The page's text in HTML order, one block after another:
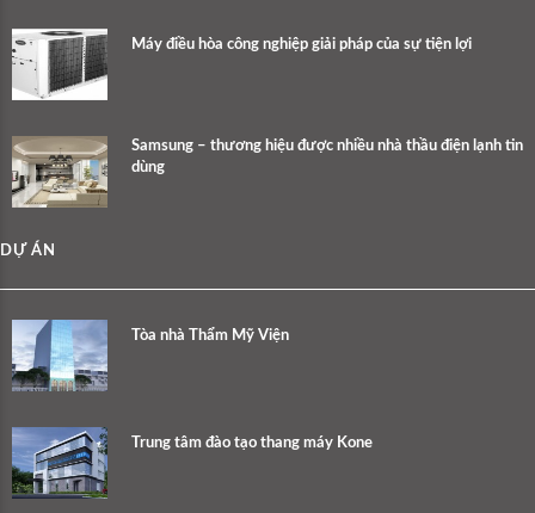
Máy điều hòa công nghiệp giải pháp của sự tiện lợi
Samsung – thương hiệu được nhiều nhà thầu điện lạnh tin
dùng
DỰ ÁN
Tòa nhà Thẩm Mỹ Viện
Trung tâm đào tạo thang máy Kone